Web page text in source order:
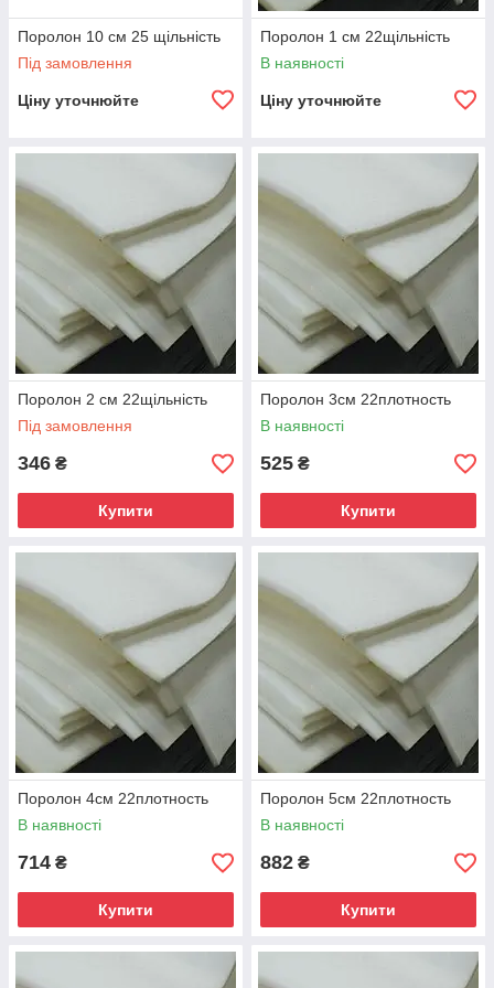
Поролон 10 см 25 щільність
Під замовлення
Ціну уточнюйте
Поролон 1 см 22щільність
В наявності
Ціну уточнюйте
Поролон 2 см 22щільність
Під замовлення
346 ₴
Купити
Поролон 3см 22плотность
В наявності
525 ₴
Купити
Поролон 4см 22плотность
В наявності
714 ₴
Купити
Поролон 5см 22плотность
В наявності
882 ₴
Купити